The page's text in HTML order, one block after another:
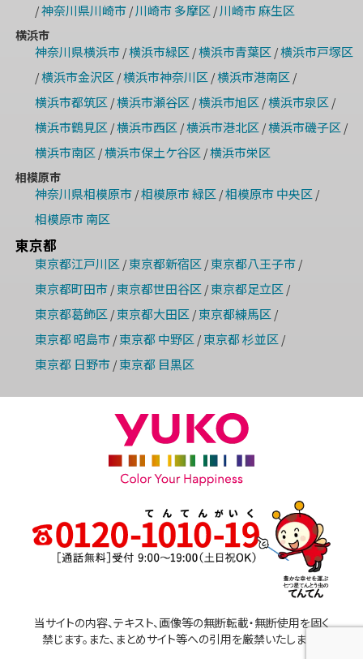
/神奈川県川崎市/ 川崎市 多摩区/ 川崎市 麻生区
横浜市
神奈川県横浜市/横浜市緑区/横浜市青葉区/横浜市戸塚区
/横浜市金沢区/横浜市神奈川区/横浜市港南区/
横浜市都筑区/横浜市瀬谷区/横浜市旭区/横浜市泉区/
横浜市鶴見区/横浜市西区/横浜市港北区/横浜市磯子区/
横浜市南区/横浜市保土ケ谷区/横浜市栄区
相模原市
神奈川県相模原市/相模原市 緑区/相模原市 中央区/
相模原市 南区
東京都
東京都江戸川区/ 東京都新宿区/ 東京都八王子市/
東京都町田市/ 東京都世田谷区/ 東京都足立区/
東京都葛飾区/ 東京都大田区/ 東京都練馬区/
東京都 昭島市/ 東京都 中野区/ 東京都 杉並区/
東京都 日野市/ 東京都 目黒区
当サイトの内容、テキスト、画像等の無断転載・無断使用を固く
禁じます。また、まとめサイト等への引用を厳禁いたします。